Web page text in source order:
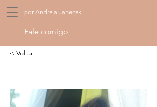
por Andréia Janecek
Fale comigo
< Voltar